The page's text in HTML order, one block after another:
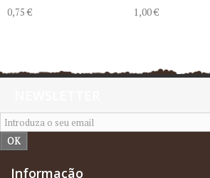
0,75 €
1,00 €
OK
Informação